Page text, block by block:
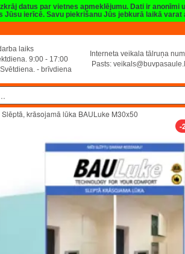
datus par vietnes apmeklējumu. Dati ir
ierīcē. Savu piekrišanu Jūs jebkurā laikā
laiks
9:00 - 17:00
- brīvdiena
Interneta veikala tālruņa
Pasts:
Slēptā, krāsojamā lūka BAULuke M30x50
-